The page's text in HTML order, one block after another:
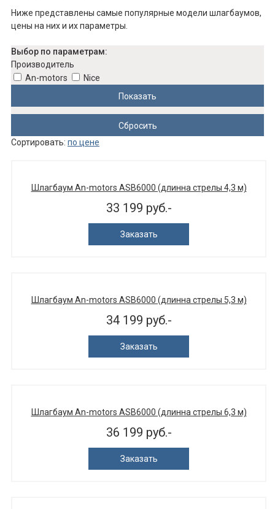
Ниже представлены самые популярные модели шлагбаумов,
цены на них и их параметры.
Выбор по параметрам:
Производитель
An-motors
Nice
Сортировать: по цене
Шлагбаум An-motors ASB6000 (длинна cтрелы 4,3 м)
33 199 руб.-
Заказать
Шлагбаум An-motors ASB6000 (длинна cтрелы 5,3 м)
34 199 руб.-
Заказать
Шлагбаум An-motors ASB6000 (длинна cтрелы 6,3 м)
36 199 руб.-
Заказать